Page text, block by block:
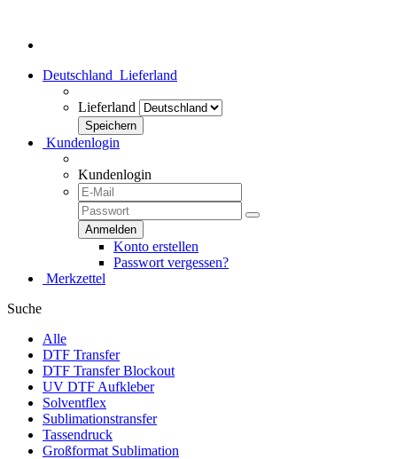
Deutschland Lieferland
Lieferland
Kundenlogin
Kundenlogin
Konto erstellen
Passwort vergessen?
Merkzettel
Suche
Alle
DTF Transfer
DTF Transfer Blockout
UV DTF Aufkleber
Solventflex
Sublimationstransfer
Tassendruck
Großformat Sublimation